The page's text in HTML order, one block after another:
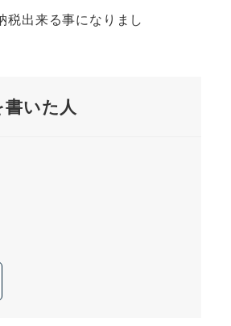
税出来る事になりまし
いた人